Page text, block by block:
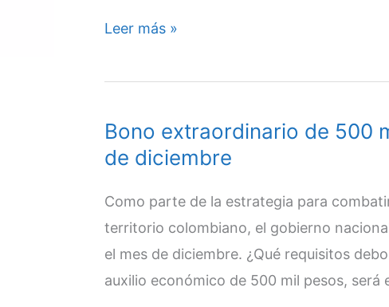
Jóvenes
acción
Fecha
de
de
pagos
|
20
Leer más »
Bono extraordinario de 500
de diciembre
Como parte de la estrategia para
territorio colombiano, el gobierno
el mes de diciembre. ¿Qué requisitos
auxilio económico de 500 mil pesos, será